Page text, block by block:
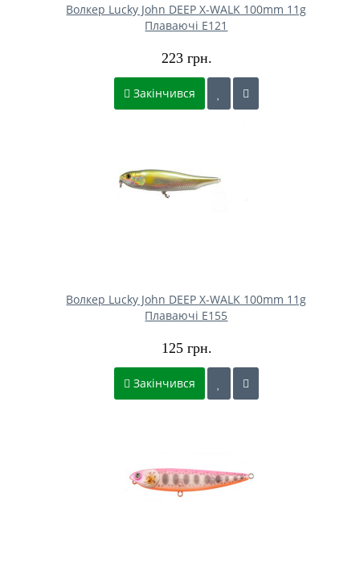
Волкер Lucky John DEEP X-WALK 100mm 11g
Плаваючі E121
223 грн.
Закінчився
Волкер Lucky John DEEP X-WALK 100mm 11g
Плаваючі E155
125 грн.
Закінчився